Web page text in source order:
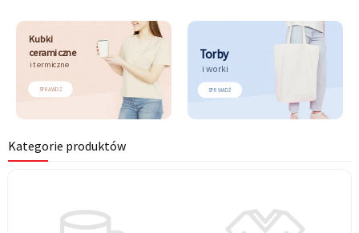
Kubki
ceramiczne
i termiczne
SPRAWDŹ
Torby
i worki
SPRWADŹ
Kategorie produktów